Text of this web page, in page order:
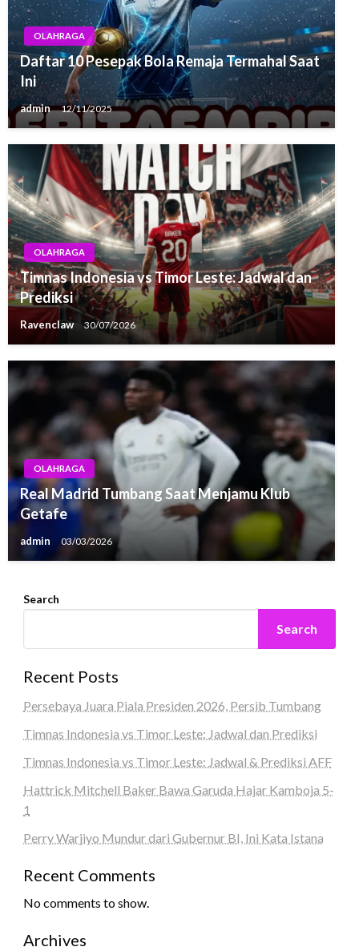
OLAHRAGA
Daftar 10 Pesepak Bola Remaja Termahal Saat
Ini
admin 12/11/2025
OLAHRAGA
Timnas Indonesia vs Timor Leste: Jadwal dan
Prediksi
Ravenclaw 30/07/2026
OLAHRAGA
Real Madrid Tumbang Saat Menjamu Klub
Getafe
admin 03/03/2026
Search
Search
Recent Posts
Persebaya Juara Piala Presiden 2026, Persib Tumbang
Timnas Indonesia vs Timor Leste: Jadwal dan Prediksi
Timnas Indonesia vs Timor Leste: Jadwal & Prediksi AFF
Hattrick Mitchell Baker Bawa Garuda Hajar Kamboja 5-
1
Perry Warjiyo Mundur dari Gubernur BI, Ini Kata Istana
Recent Comments
No comments to show.
Archives